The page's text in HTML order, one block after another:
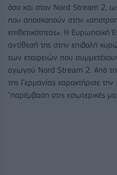
όσο και στον Nord Stream 2,
που αποσκοπούν στην
επιθετικότητας». Η Ευρωπαϊκή
αντίθεσή της στην επιβολή
των εταιρειών που
αγωγού Nord Stream 2. Από
της Γερμανίας χαρακτήρισε
"παρέμβαση στις εσωτερικές